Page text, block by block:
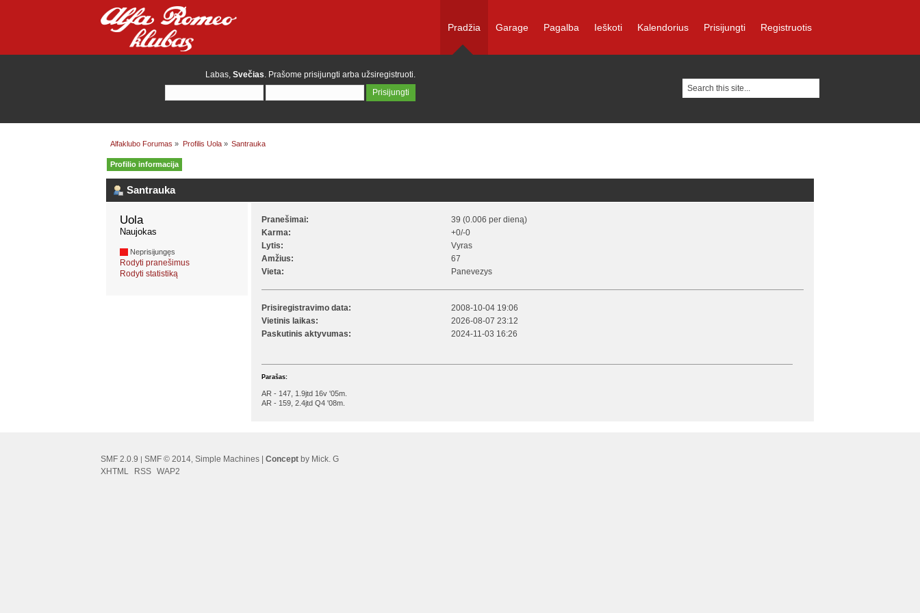
Pradžia Garage Pagalba Ieškoti Kalendorius Prisijungti Registruotis
Labas, Svečias. Prašome prisijungti arba užsiregistruoti.
Alfaklubo Forumas » Profilis Uola» Santrauka
Profilio informacija
Santrauka
Uola
Naujokas
Neprisijungęs
Rodyti pranešimus
Rodyti statistiką
Pranešimai:
39 (0.006 per dieną)
Karma:
+0/-0
Lytis:
Vyras
Amžius:
67
Vieta:
Panevezys
Prisiregistravimo data:
2008-10-04 19:06
Vietinis laikas:
2026-08-07 23:12
Paskutinis aktyvumas:
2024-11-03 16:26
Parašas:
AR - 147, 1.9jtd 16v '05m.
AR - 159, 2.4jtd Q4 '08m.
SMF 2.0.9 | SMF © 2014 Simple Machines Concept by Mick. G
XHTML
RSS WAP2